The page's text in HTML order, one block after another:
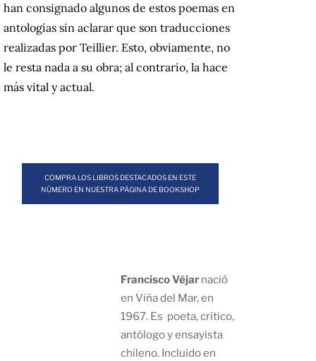
han consignado algunos de estos poemas en
antologías sin aclarar que son traducciones
realizadas por Teillier. Esto, obviamente, no
le resta nada a su obra; al contrario, la hace
más vital y actual.
COMPRA LOS LIBROS DESTACADOS EN ESTE
NÚMERO EN NUESTRA PÁGINA DE BOOKSHOP
Francisco Véjar nació
en Viña del Mar, en
1967. Es poeta, crítico,
antólogo y ensayista
chileno. Incluido en